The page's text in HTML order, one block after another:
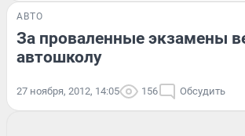
АВТО
За проваленные экзамены
автошколу
27 ноября, 2012, 14:05 156 Обсудить